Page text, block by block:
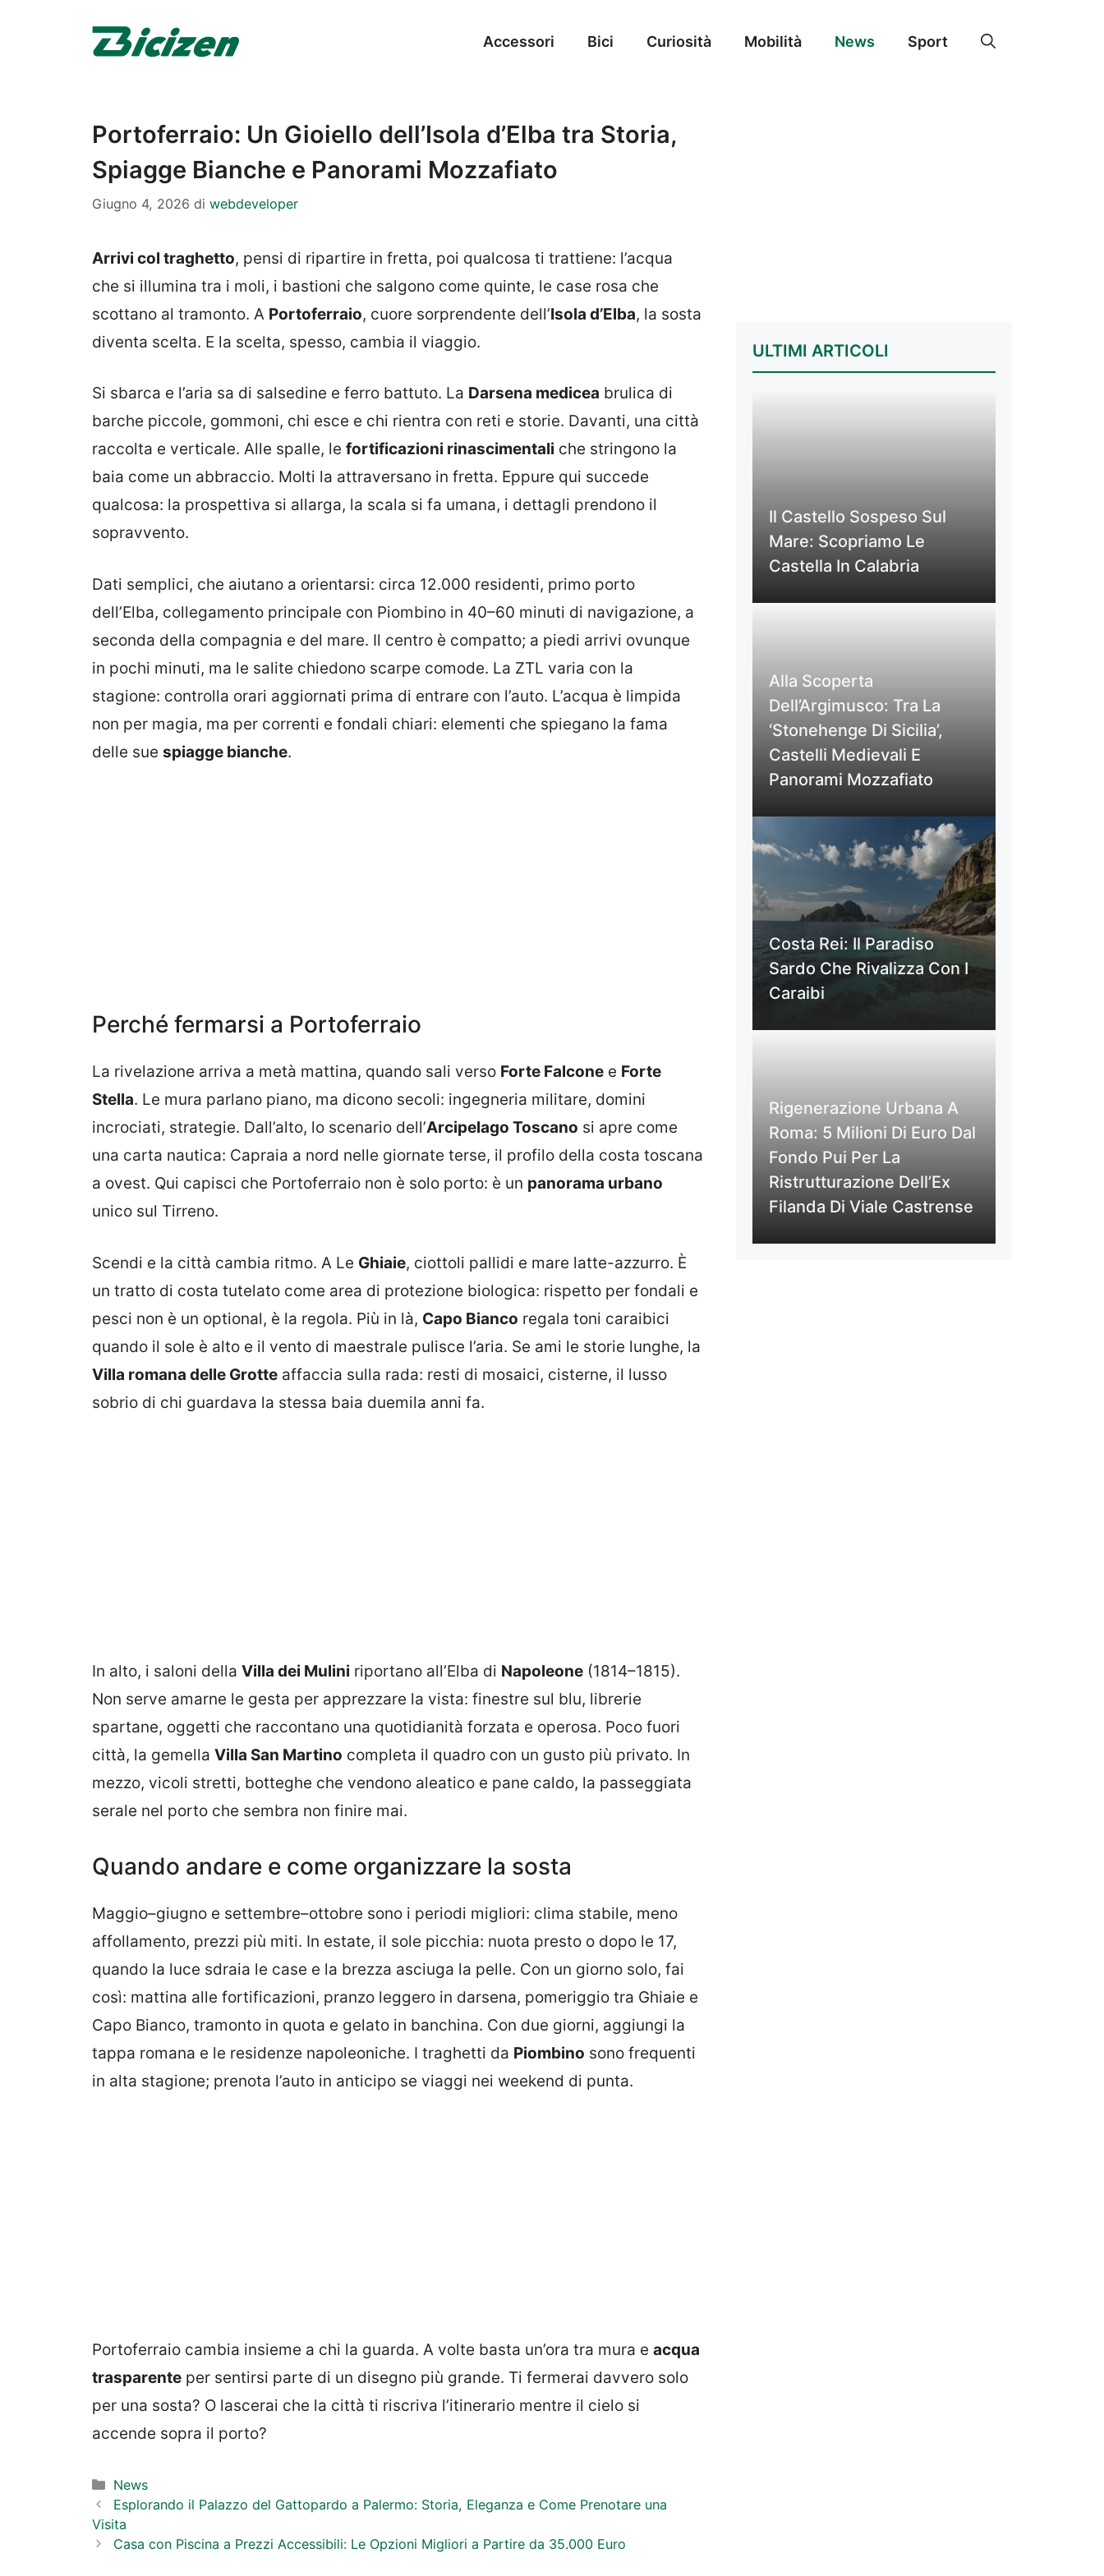
Accessori Bici Curiosità Mobilità News Sport
Portoferraio: Un Gioiello dell’Isola d’Elba tra Storia,
Spiagge Bianche e Panorami Mozzafiato
Giugno 4, 2026 di webdeveloper
Arrivi col traghetto, pensi di ripartire in fretta, poi qualcosa ti trattiene: l’acqua
che si illumina tra i moli, i bastioni che salgono come quinte, le case rosa che
scottano al tramonto. A Portoferraio, cuore sorprendente dell’Isola d’Elba, la sosta
diventa scelta. E la scelta, spesso, cambia il viaggio.
Si sbarca e l’aria sa di salsedine e ferro battuto. La Darsena medicea brulica di
barche piccole, gommoni, chi esce e chi rientra con reti e storie. Davanti, una città
raccolta e verticale. Alle spalle, le fortificazioni rinascimentali che stringono la
baia come un abbraccio. Molti la attraversano in fretta. Eppure qui succede
qualcosa: la prospettiva si allarga, la scala si fa umana, i dettagli prendono il
sopravvento.
Dati semplici, che aiutano a orientarsi: circa 12.000 residenti, primo porto
dell’Elba, collegamento principale con Piombino in 40–60 minuti di navigazione, a
seconda della compagnia e del mare. Il centro è compatto; a piedi arrivi ovunque
in pochi minuti, ma le salite chiedono scarpe comode. La ZTL varia con la
stagione: controlla orari aggiornati prima di entrare con l’auto. L’acqua è limpida
non per magia, ma per correnti e fondali chiari: elementi che spiegano la fama
delle sue spiagge bianche.
Perché fermarsi a Portoferraio
La rivelazione arriva a metà mattina, quando sali verso Forte Falcone e Forte
Stella. Le mura parlano piano, ma dicono secoli: ingegneria militare, domini
incrociati, strategie. Dall’alto, lo scenario dell’Arcipelago Toscano si apre come
una carta nautica: Capraia a nord nelle giornate terse, il profilo della costa toscana
a ovest. Qui capisci che Portoferraio non è solo porto: è un panorama urbano
unico sul Tirreno.
Scendi e la città cambia ritmo. A Le Ghiaie, ciottoli pallidi e mare latte-azzurro. È
un tratto di costa tutelato come area di protezione biologica: rispetto per fondali e
pesci non è un optional, è la regola. Più in là, Capo Bianco regala toni caraibici
quando il sole è alto e il vento di maestrale pulisce l’aria. Se ami le storie lunghe, la
Villa romana delle Grotte affaccia sulla rada: resti di mosaici, cisterne, il lusso
sobrio di chi guardava la stessa baia duemila anni fa.
In alto, i saloni della Villa dei Mulini riportano all’Elba di Napoleone (1814–1815).
Non serve amarne le gesta per apprezzare la vista: finestre sul blu, librerie
spartane, oggetti che raccontano una quotidianità forzata e operosa. Poco fuori
città, la gemella Villa San Martino completa il quadro con un gusto più privato. In
mezzo, vicoli stretti, botteghe che vendono aleatico e pane caldo, la passeggiata
serale nel porto che sembra non finire mai.
Quando andare e come organizzare la sosta
Maggio–giugno e settembre–ottobre sono i periodi migliori: clima stabile, meno
affollamento, prezzi più miti. In estate, il sole picchia: nuota presto o dopo le 17,
quando la luce sdraia le case e la brezza asciuga la pelle. Con un giorno solo, fai
così: mattina alle fortificazioni, pranzo leggero in darsena, pomeriggio tra Ghiaie e
Capo Bianco, tramonto in quota e gelato in banchina. Con due giorni, aggiungi la
tappa romana e le residenze napoleoniche. I traghetti da Piombino sono frequenti
in alta stagione; prenota l’auto in anticipo se viaggi nei weekend di punta.
Portoferraio cambia insieme a chi la guarda. A volte basta un’ora tra mura e acqua
trasparente per sentirsi parte di un disegno più grande. Ti fermerai davvero solo
per una sosta? O lascerai che la città ti riscriva l’itinerario mentre il cielo si
accende sopra il porto?
Categorie
News
Esplorando il Palazzo del Gattopardo a Palermo: Storia, Eleganza e Come Prenotare una
Visita
Casa con Piscina a Prezzi Accessibili: Le Opzioni Migliori a Partire da 35.000 Euro
ULTIMI ARTICOLI
Il Castello Sospeso Sul
Mare: Scopriamo Le
Castella In Calabria
Alla Scoperta
Dell’Argimusco: Tra La
‘Stonehenge Di Sicilia’,
Castelli Medievali E
Panorami Mozzafiato
Costa Rei: Il Paradiso
Sardo Che Rivalizza Con I
Caraibi
Rigenerazione Urbana A
Roma: 5 Milioni Di Euro Dal
Fondo Pui Per La
Ristrutturazione Dell’Ex
Filanda Di Viale Castrense